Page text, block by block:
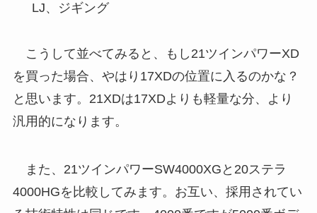
LJ、ジギング
こうして並べてみると、もし21ツインパワーXD
を買った場合、やはり17XDの位置に入るのかな？
と思います。21XDは17XDよりも軽量な分、より
汎用的になります。
また、21ツインパワーSW4000XGと20ステラ
4000HGを比較してみます。お互い、採用されてい